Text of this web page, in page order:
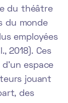
du théâtre
du monde
employées
2018). Ces
espace
jouant
des